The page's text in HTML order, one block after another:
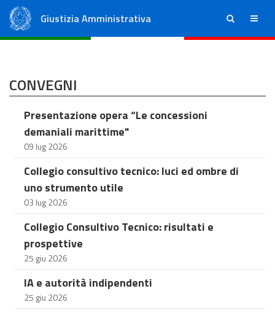
Giustizia Amministrativa ricerca menu
CONVEGNI
Presentazione opera “Le concessioni
demaniali marittime"
09 lug 2026
Collegio consultivo tecnico: luci ed ombre di
uno strumento utile
03 lug 2026
Collegio Consultivo Tecnico: risultati e
prospettive
25 giu 2026
IA e autorità indipendenti
25 giu 2026